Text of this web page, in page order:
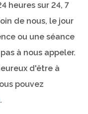
heures sur 24, 7
de nous, le jour
ou une séance
à nous appeler.
d'être à
pouvez
.